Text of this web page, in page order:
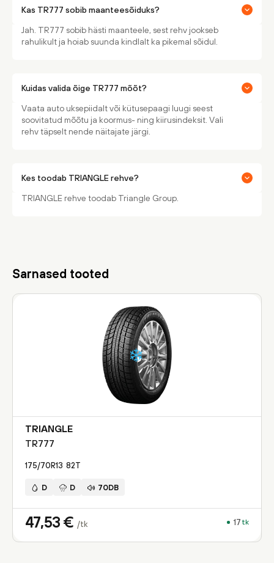
Kas TR777 sobib maanteesõiduks?
Jah. TR777 sobib hästi maanteele, sest rehv jookseb
rahulikult ja hoiab suunda kindlalt ka pikemal sõidul.
Kuidas valida õige TR777 mõõt?
Vaata auto uksepiidalt või kütusepaagi luugi seest
soovitatud mõõtu ja koormus- ning kiirusindeksit. Vali
rehv täpselt nende näitajate järgi.
Kes toodab TRIANGLE rehve?
TRIANGLE rehve toodab Triangle Group.
Sarnased tooted
TRIANGLE
TR777
175/70R13 82T
D D 70DB
47,53 € /tk 17 tk